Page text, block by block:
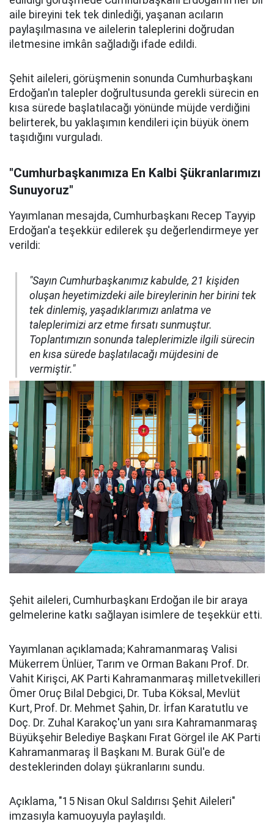
aile bireyini tek tek dinlediği, yaşanan acıların
paylaşılmasına ve ailelerin taleplerini doğrudan
iletmesine imkân sağladığı ifade edildi.
Şehit aileleri, görüşmenin sonunda Cumhurbaşkanı
Erdoğan'ın talepler doğrultusunda gerekli sürecin en
kısa sürede başlatılacağı yönünde müjde verdiğini
belirterek, bu yaklaşımın kendileri için büyük önem
taşıdığını vurguladı.
"Cumhurbaşkanımıza En Kalbi Şükranlarımızı
Sunuyoruz"
Yayımlanan mesajda, Cumhurbaşkanı Recep Tayyip
Erdoğan'a teşekkür edilerek şu değerlendirmeye yer
verildi:
"Sayın Cumhurbaşkanımız kabulde, 21 kişiden
oluşan heyetimizdeki aile bireylerinin her birini tek
tek dinlemiş, yaşadıklarımızı anlatma ve
taleplerimizi arz etme fırsatı sunmuştur.
Toplantımızın sonunda taleplerimizle ilgili sürecin
en kısa sürede başlatılacağı müjdesini de
vermiştir."
Şehit aileleri, Cumhurbaşkanı Erdoğan ile bir araya
gelmelerine katkı sağlayan isimlere de teşekkür etti.
Yayımlanan açıklamada; Kahramanmaraş Valisi
Mükerrem Ünlüer, Tarım ve Orman Bakanı Prof. Dr.
Vahit Kirişci, AK Parti Kahramanmaraş milletvekilleri
Ömer Oruç Bilal Debgici, Dr. Tuba Köksal, Mevlüt
Kurt, Prof. Dr. Mehmet Şahin, Dr. İrfan Karatutlu ve
Doç. Dr. Zuhal Karakoç'un yanı sıra Kahramanmaraş
Büyükşehir Belediye Başkanı Fırat Görgel ile AK Parti
Kahramanmaraş İl Başkanı M. Burak Gül'e de
desteklerinden dolayı şükranlarını sundu.
Açıklama, "15 Nisan Okul Saldırısı Şehit Aileleri"
imzasıyla kamuoyuyla paylaşıldı.